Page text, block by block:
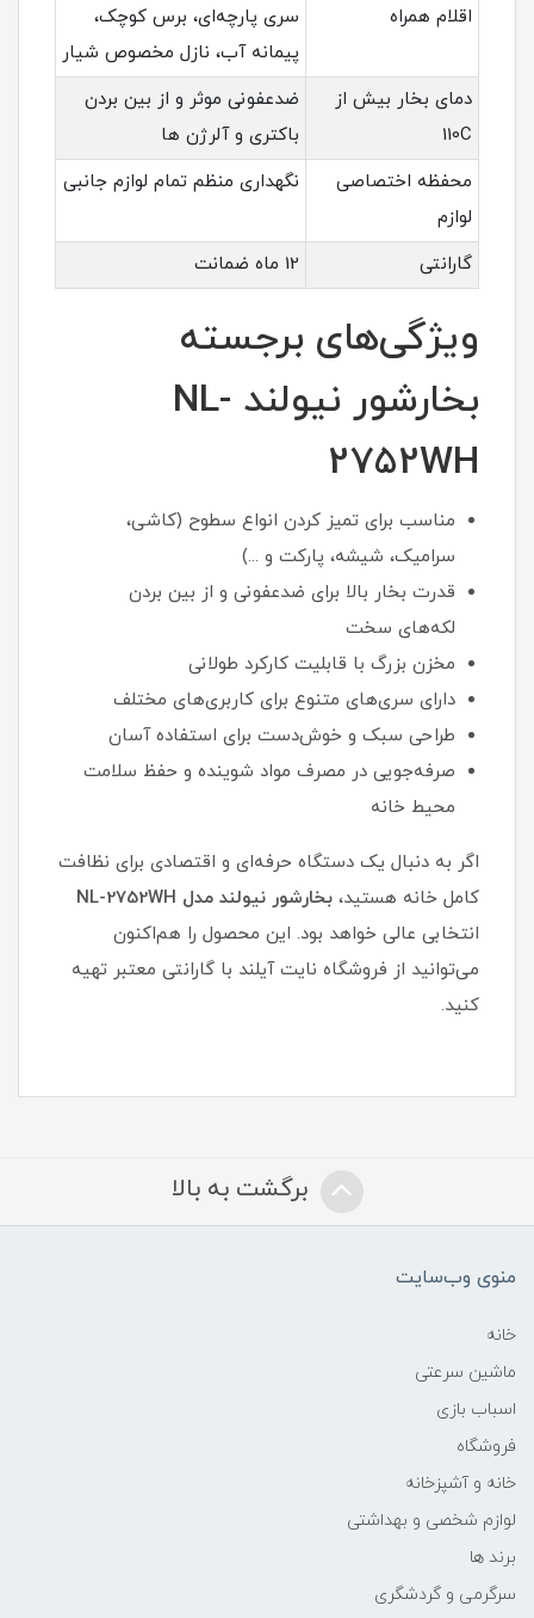
اقلام همراه
سری پارچه‌ای، برس کوچک،
پیمانه آب، نازل مخصوص شیار
دمای بخار بیش از
110C
ضدعفونی موثر و از بین بردن
باکتری و آلرژن ها
محفظه اختصاصی
لوازم
نگهداری منظم تمام لوازم جانبی
گارانتی 12 ماه ضمانت
ویژگی‌های برجسته
بخارشور نیولند NL-
2752WH
مناسب برای تمیز کردن انواع سطوح (کاشی،
سرامیک، شیشه، پارکت و ...)
قدرت بخار بالا برای ضدعفونی و از بین بردن
لکه‌های سخت
مخزن بزرگ با قابلیت کارکرد طولانی
دارای سری‌های متنوع برای کاربری‌های مختلف
طراحی سبک و خوش‌دست برای استفاده آسان
صرفه‌جویی در مصرف مواد شوینده و حفظ سلامت
محیط خانه
اگر به دنبال یک دستگاه حرفه‌ای و اقتصادی برای نظافت
کامل خانه هستید، بخارشور نیولند مدل NL-2752WH
انتخابی عالی خواهد بود. این محصول را هم‌اکنون
می‌توانید از فروشگاه نایت آیلند با گارانتی معتبر تهیه
کنید.
برگشت به بالا
منوی وب‌سایت
خانه
ماشین سرعتی
اسباب بازی
فروشگاه
خانه و آشپزخانه
لوازم شخصی و بهداشتی
برند ها
سرگرمی و گردشگری